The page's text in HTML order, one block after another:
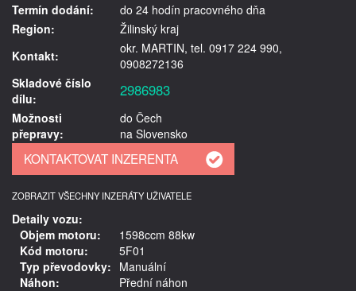
Termín dodání:
do 24 hodín pracovného dňa
Region:
Žilinský kraj
Kontakt:
okr. MARTIN, tel. 0917 224 990,
0908272136
Skladové číslo
dílu:
2986983
Možnosti
přepravy:
do Čech
na Slovensko
ZOBRAZIT VŠECHNY INZERÁTY UŽIVATELE
Detaily vozu:
Objem motoru:
1598ccm 88kw
Kód motoru:
5F01
Typ převodovky: Manuální
Náhon:
Přední náhon